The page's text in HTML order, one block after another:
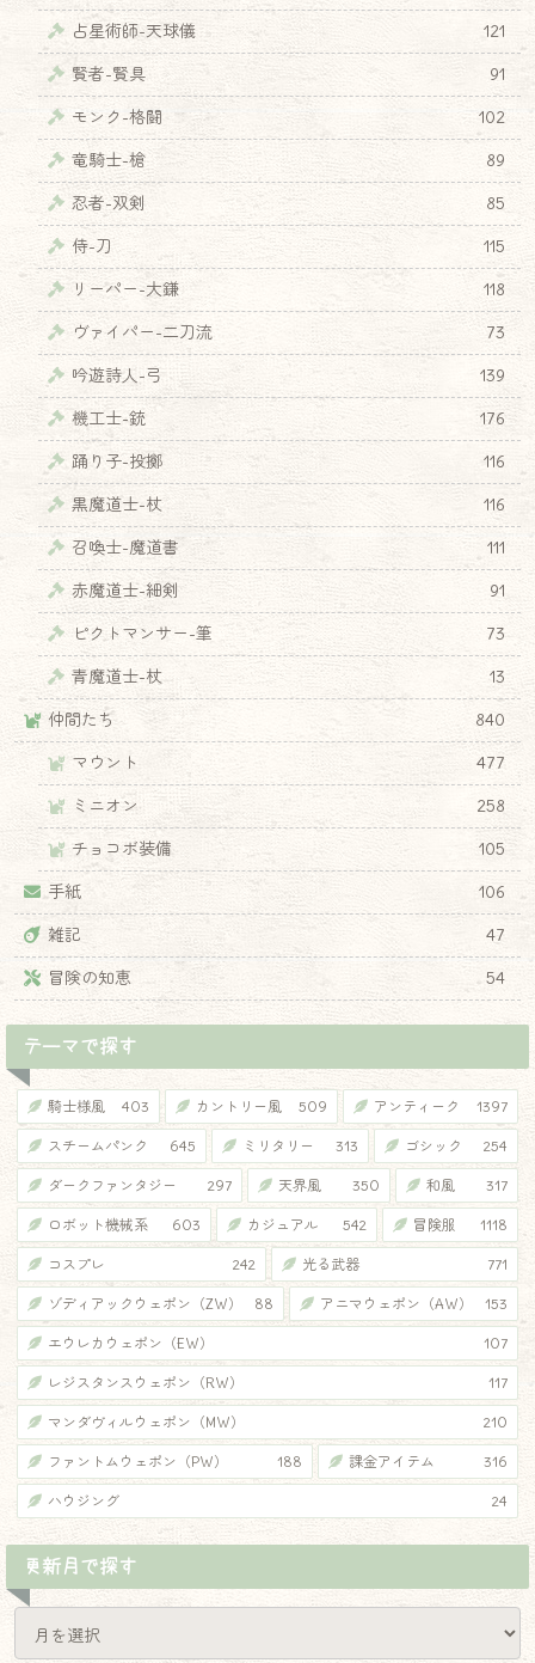
占星術師-天球儀
121
賢者-賢具
91
モンク-格闘
102
竜騎士-槍
89
忍者-双剣
85
侍-刀
115
リーパー-大鎌
118
ヴァイパー-二刀流
73
吟遊詩人-弓
139
機工士-銃
176
踊り子-投擲
116
黒魔道士-杖
116
召喚士-魔道書
111
赤魔道士-細剣
91
ピクトマンサー-筆
73
青魔道士-杖
13
仲間たち
840
マウント
477
ミニオン
258
チョコボ装備
105
手紙
106
雑記
47
冒険の知恵
54
テーマで探す
騎士様風 403 カントリー風 509 アンティーク 1397
スチームパンク 645 ミリタリー 313 ゴシック 254
ダークファンタジー 297 天界風 350 和風 317
ロボット機械系 603 カジュアル 542 冒険服 1118
コスプレ 242 光る武器 771
ゾディアックウェポン（ZW） 88 アニマウェポン（AW） 153
エウレカウェポン（EW） 107
レジスタンスウェポン（RW） 117
マンダヴィルウェポン（MW） 210
ファントムウェポン（PW） 188 課金アイテム 316
ハウジング 24
更新月で探す